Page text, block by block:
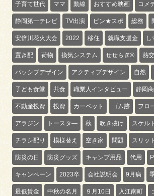
子育て世代 ママ 動線 おすすめ映画 コメ
静岡第一テレビ TV出演 ピン★スポ 総務
安倍川花火大会 2022 移住 就職支援金 し
置き配 荷物 換気システム せせらぎ® 熱
パッシブデザイン アクティブデザイン 自然
子ども食堂 共食 職業人インタビュー 静岡
不動産投資 投資 カーペット ゴム跡 フロ
アラジン トースタ― 秋 吹き抜け スケル
チラシ配り 模様替え 空き家 問題 スリッ
防災の日 防災グッズ キャンプ用品 代用
キャンペーン 2023卒 会社説明会 9月病
最低賃金 中秋の名月 ９月10日 入江南町